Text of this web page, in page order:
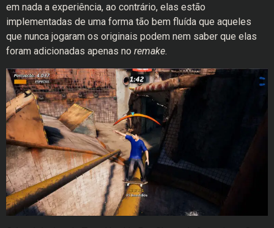
em nada a experiência, ao contrário, elas estão
implementadas de uma forma tão bem fluída que aqueles
que nunca jogaram os originais podem nem saber que elas
foram adicionadas apenas no remake.